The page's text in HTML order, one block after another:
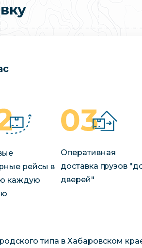
рейсы в
каждую
Оперативная
доставка грузов
дверей"
типа в Хабаровском